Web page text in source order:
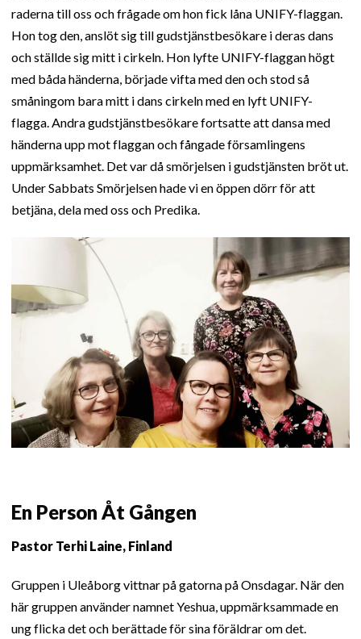
raderna till oss och frågade om hon fick låna UNIFY-flaggan.
Hon tog den, anslöt sig till gudstjänstbesökare i deras dans
och ställde sig mitt i cirkeln. Hon lyfte UNIFY-flaggan högt
med båda händerna, började vifta med den och stod så
småningom bara mitt i dans cirkeln med en lyft UNIFY-
flagga. Andra gudstjänstbesökare fortsatte att dansa med
händerna upp mot flaggan och fångade församlingens
uppmärksamhet. Det var då smörjelsen i gudstjänsten bröt ut.
Under Sabbats Smörjelsen hade vi en öppen dörr för att
betjäna, dela med oss och Predika.
En Person Åt Gången
Pastor Terhi Laine, Finland
Gruppen i Uleåborg vittnar på gatorna på Onsdagar. När den
här gruppen använder namnet Yeshua, uppmärksammade en
ung flicka det och berättade för sina föräldrar om det.